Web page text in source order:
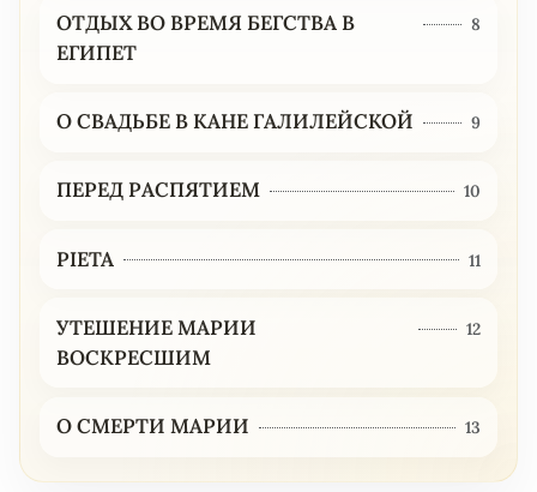
ОТДЫХ ВО ВРЕМЯ БЕГСТВА В
ЕГИПЕТ
8
О СВАДЬБЕ В КАНЕ ГАЛИЛЕЙСКОЙ 9
ПЕРЕД РАСПЯТИЕМ 10
PIETA 11
УТЕШЕНИЕ МАРИИ
ВОСКРЕСШИМ
12
О СМЕРТИ МАРИИ 13